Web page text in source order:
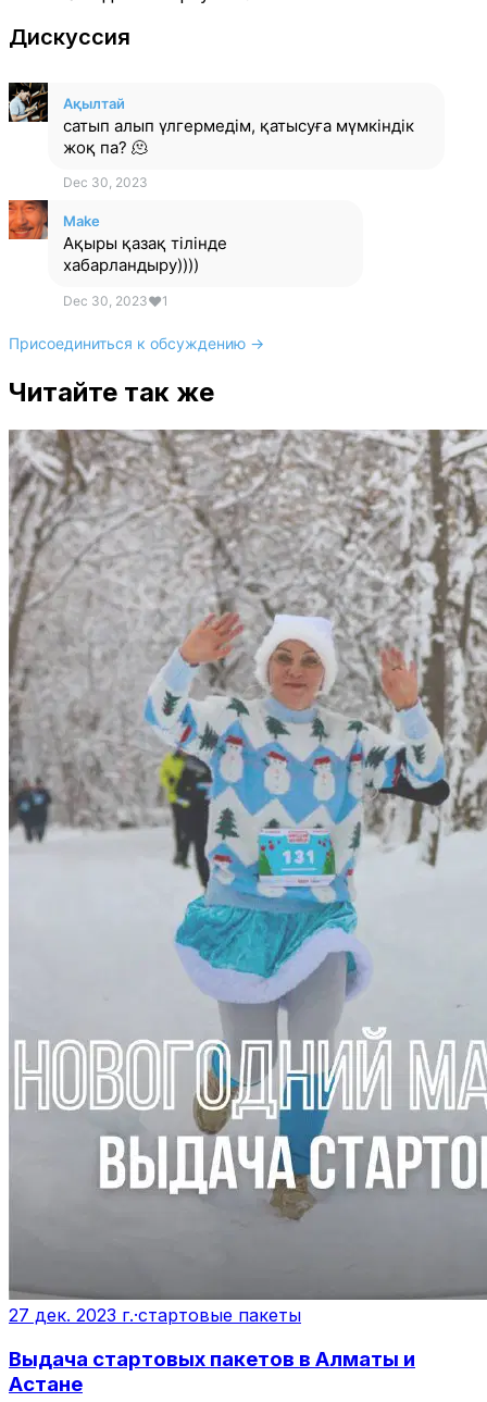
Дискуссия
Ақылтай
сатып алып үлгермедім, қатысуға мүмкіндік
жоқ па? 🫠
Dec 30, 2023
Make
Ақыры қазақ тілінде
хабарландыру))))
Dec 30, 2023❤1
Присоединиться к обсуждению →
Читайте так же
27 дек. 2023 г.·стартовые пакеты
Выдача стартовых пакетов в Алматы и
Астане